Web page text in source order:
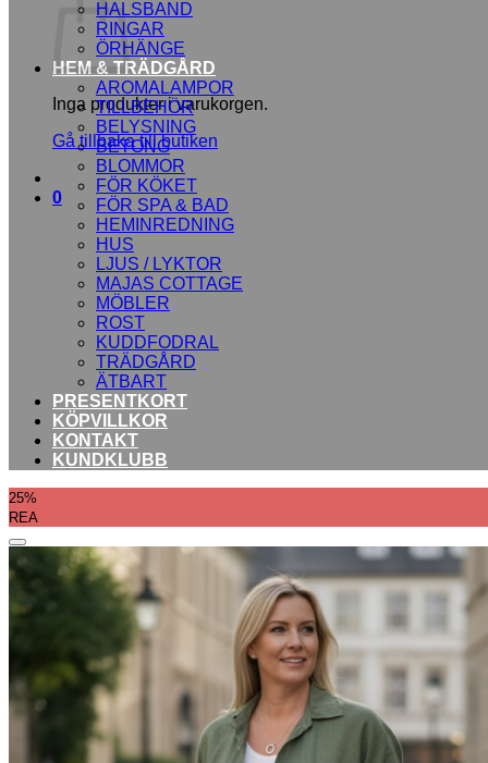
Inga produkter i varukorgen.
Gå tillbaka till butiken
0
HALSBAND
RINGAR
ÖRHÄNGE
HEM & TRÄDGÅRD
AROMALAMPOR
TILLBEHÖR
BELYSNING
BETONG
BLOMMOR
FÖR KÖKET
FÖR SPA & BAD
HEMINREDNING
HUS
LJUS / LYKTOR
MAJAS COTTAGE
MÖBLER
ROST
KUDDFODRAL
TRÄDGÅRD
ÄTBART
PRESENTKORT
KÖPVILLKOR
KONTAKT
KUNDKLUBB
25%
REA